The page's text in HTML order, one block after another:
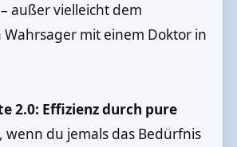
außer vielleicht dem
Wahrsager mit einem Doktor in
2.0: Effizienz durch pure
wenn du jemals das Bedürfnis